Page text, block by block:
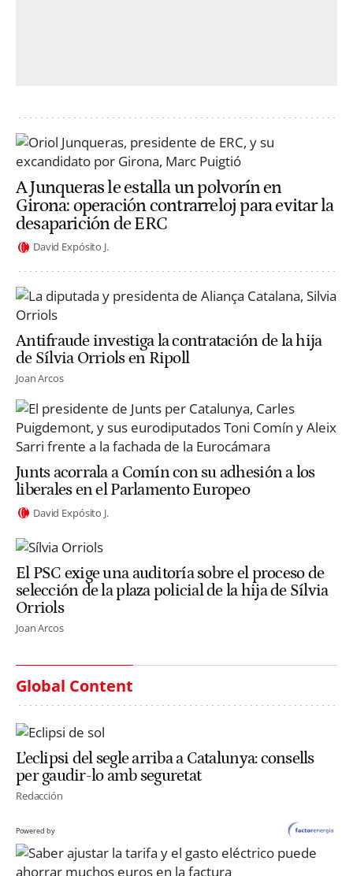
A Junqueras le estalla un polvorín en
Girona: operación contrarreloj para evitar la
desaparición de ERC
David Expósito J.
Antifraude investiga la contratación de la hija
de Sílvia Orriols en Ripoll
Joan Arcos
Junts acorrala a Comín con su adhesión a los
liberales en el Parlamento Europeo
David Expósito J.
El PSC exige una auditoría sobre el proceso de
selección de la plaza policial de la hija de Sílvia
Orriols
Joan Arcos
Global Content
L’eclipsi del segle arriba a Catalunya: consells
per gaudir-lo amb seguretat
Redacción
Powered by